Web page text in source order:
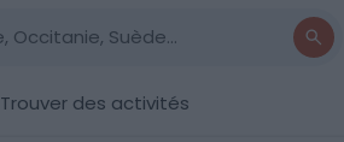
Trouver des activités